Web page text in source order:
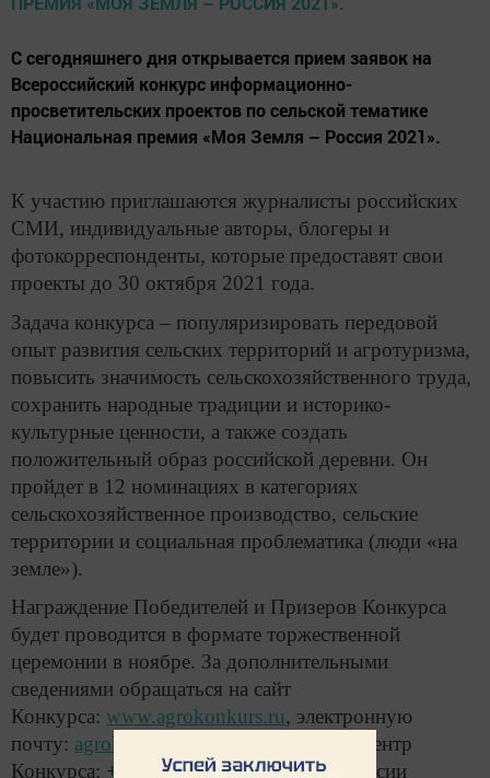
С сегодняшнего дня открывается прием заявок на
Всероссийский конкурс информационно-
просветительских проектов по сельской тематике
Национальная премия «Моя Земля – Россия 2021».
К участию приглашаются журналисты российских
СМИ, индивидуальные авторы, блогеры и
фотокорреспонденты, которые предоставят свои
проекты до 30 октября 2021 года.
Задача конкурса – популяризировать передовой
опыт развития сельских территорий и агротуризма,
повысить значимость сельскохозяйственного труда,
сохранить народные традиции и историко-
культурные ценности, а также создать
положительный образ российской деревни. Он
пройдет в 12 номинациях в категориях
сельскохозяйственное производство, сельские
территории и социальная проблематика (люди «на
земле»).
Награждение Победителей и Призеров Конкурса
будет проводится в формате торжественной
церемонии в ноябре. За дополнительными
сведениями обращаться на сайт
Конкурса: www.agrokonkurs.ru, электронную
почту: agrokonkurs@почта.ru
или колл-центр
Конкурса: +79997957556 (звонок по России